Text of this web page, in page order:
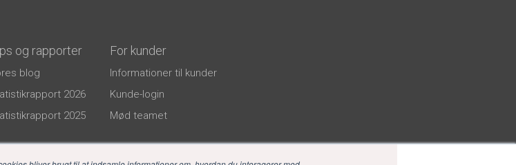
og rapporter
blog
2026
2025
For kunder
Informationer til kunder
Kunde-login
Mød teamet